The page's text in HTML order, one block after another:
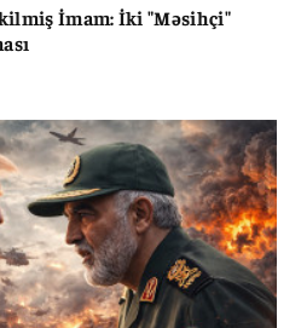
İmam: İki "Məsihçi"